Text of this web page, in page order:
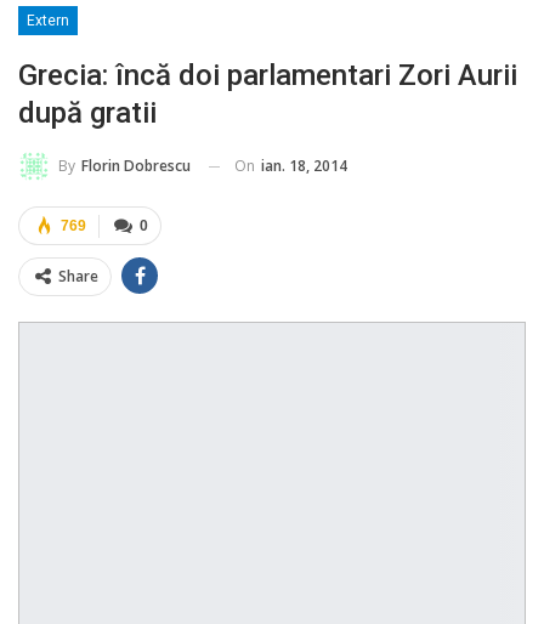
Extern
Grecia: încă doi parlamentari Zori Aurii
după gratii
By Florin Dobrescu On ian. 18, 2014
0
769
Share